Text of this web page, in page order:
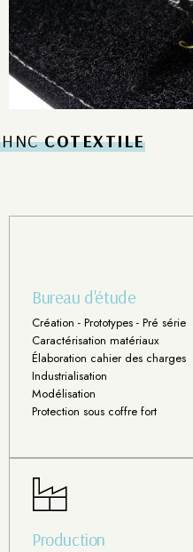
HNCCOTEXTILE
Bureau d'étude
Création - Prototypes - Pré série
Caractérisation matériaux
Élaboration cahier des charges
Industrialisation
Modélisation
Protection sous coffre fort
Production